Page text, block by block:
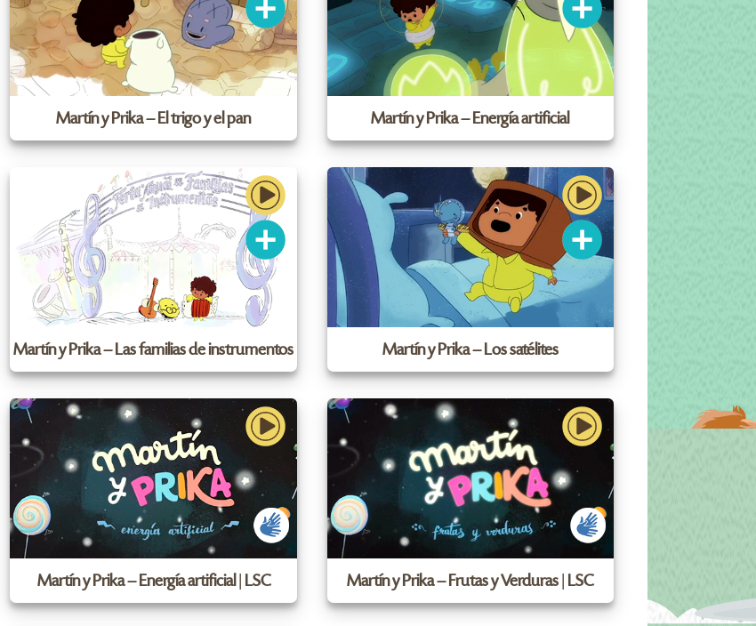
Martín y Prika – El trigo y el pan Martín y Prika – Energía artificial
Martín y Prika – Las familias de instrumentos Martín y Prika – Los satélites
Martín y Prika – Energía artificial | LSC Martín y Prika – Frutas y Verduras | LSC